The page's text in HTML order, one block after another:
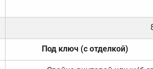
Под ключ (с отделкой)